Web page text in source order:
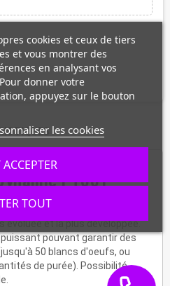
FT001
monobloc
évoluée et la plus développée.
pouvant garantir des
50 blancs d'oeufs, ou
de purée). Possibilité
cookies et ceux de tiers
et vous montrer des
en analysant vos
donner votre
appuyez sur le bouton
les cookies
TOUT